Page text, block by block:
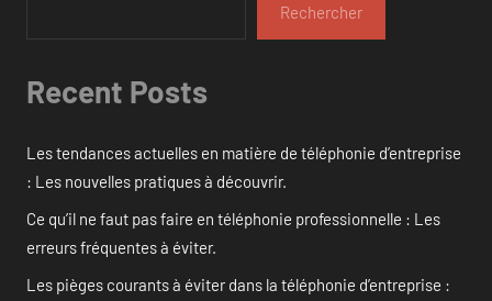
Rechercher
Recent Posts
Les tendances actuelles en matière de téléphonie d’entreprise
: Les nouvelles pratiques à découvrir.
Ce qu’il ne faut pas faire en téléphonie professionnelle : Les
erreurs fréquentes à éviter.
Les pièges courants à éviter dans la téléphonie d’entreprise :